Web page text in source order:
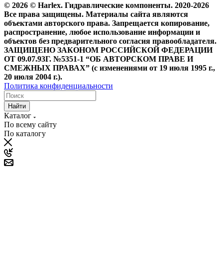
© 2026 © Harlex. Гидравлические компоненты. 2020-2026
Все права защищены. Материалы сайта являются
объектами авторского права. Запрещается копирование,
распространение, любое использование информации и
объектов без предварительного согласия правообладателя.
ЗАЩИЩЕНО ЗАКОНОМ РОССИЙСКОЙ ФЕДЕРАЦИИ
ОТ 09.07.93Г. №5351-1 “ОБ АВТОРСКОМ ПРАВЕ И
СМЕЖНЫХ ПРАВАХ” (с изменениями от 19 июля 1995 г.,
20 июля 2004 г.).
Политика конфиденциальности
Найти
Каталог
По всему сайту
По каталогу